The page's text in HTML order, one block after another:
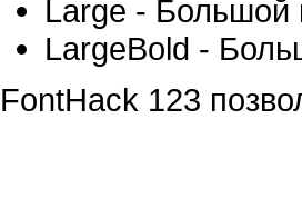
Large -
LargeBold -
FontHack 123